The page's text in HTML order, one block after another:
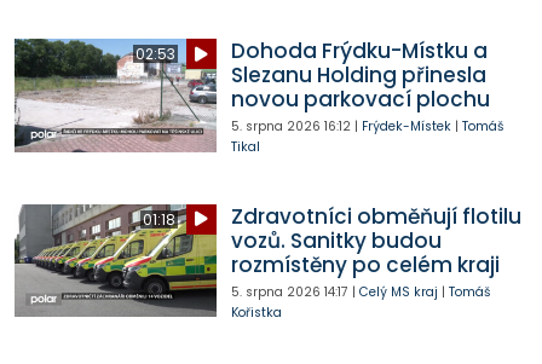
02:53
Dohoda Frýdku-Místku a
Slezanu Holding přinesla
novou parkovací plochu
5. srpna 2026 16:12| Frýdek-Místek| Tomáš
Tikal
01:18
Zdravotníci obměňují flotilu
vozů. Sanitky budou
rozmístěny po celém kraji
5. srpna 2026 14:17 | Celý MS kraj | Tomáš
Kořistka